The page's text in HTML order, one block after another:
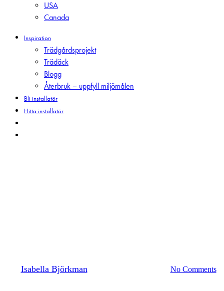
USA
Canada
Inspiration
Trädgårdsprojekt
Trädäck
Blogg
Återbruk – uppfyll miljömålen
Bli installatör
Hitta installatör
Isabella Björkman No Comments